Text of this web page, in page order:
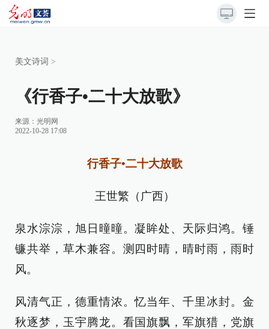
美文诗词 >
《行香子•二十大放歌》
来源： 光明网
2022-10-28 17:08
行香子•二十大放歌
王世繁（广西）
泉水淙淙，旭日曈曈。凝眸处、天际归鸿。锤
镰共举，草木兼容。测四时晴，晴时雨，雨时
风。
风清气正，德重情浓。忆当年、千里冰封。金
秋逐梦，玉宇腾龙。看国旗飘，军旗猎，党旗